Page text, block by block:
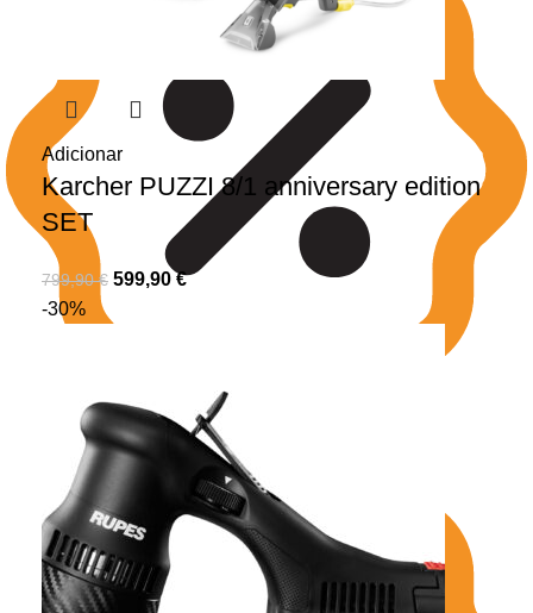
Adicionar
Karcher PUZZI 8/1 anniversary edition
SET
799,90€ 599,90€
-30%